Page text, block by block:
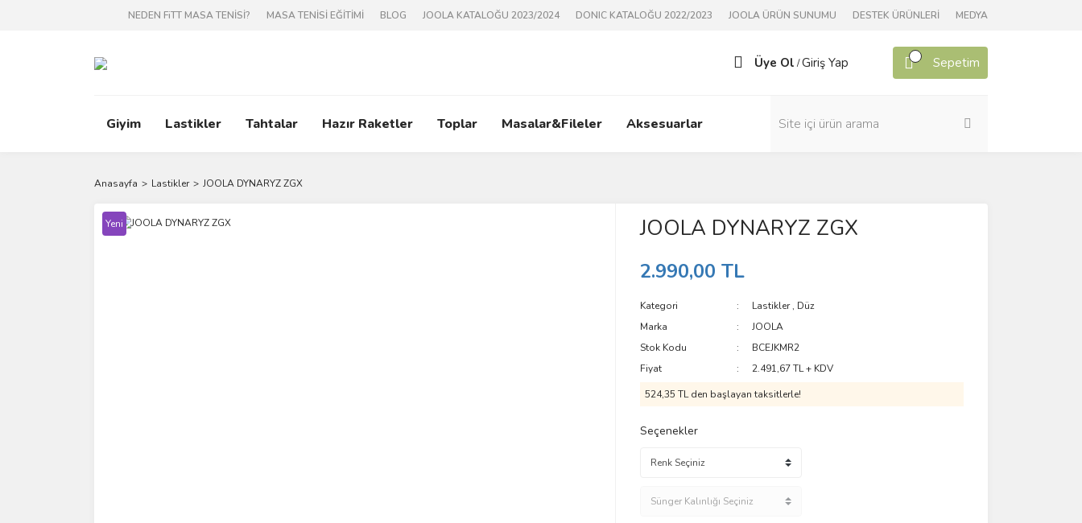
NEDEN FiTT MASA TENİSİ? MASA TENİSİ EĞİTİMİ BLOG JOOLA KATALOĞU 2023/2024 DONIC KATALOĞU 2022/2023 JOOLA ÜRÜN SUNUMU DESTEK ÜRÜNLERİ MEDYA
Üye Ol /Giriş Yap Sepetim
Giyim Lastikler Tahtalar Hazır Raketler Toplar Masalar&Fileler Aksesuarlar
Anasayfa Lastikler JOOLA DYNARYZ ZGX
Yeni JOOLA DYNARYZ ZGX
2.990,00 TL
Kategori Lastikler, Düz
Marka
JOOLA
Stok Kodu
BCEJKMR2
Fiyat
2.491,67 TL + KDV
524,35 TL den başlayan taksitlerle!
Seçenekler